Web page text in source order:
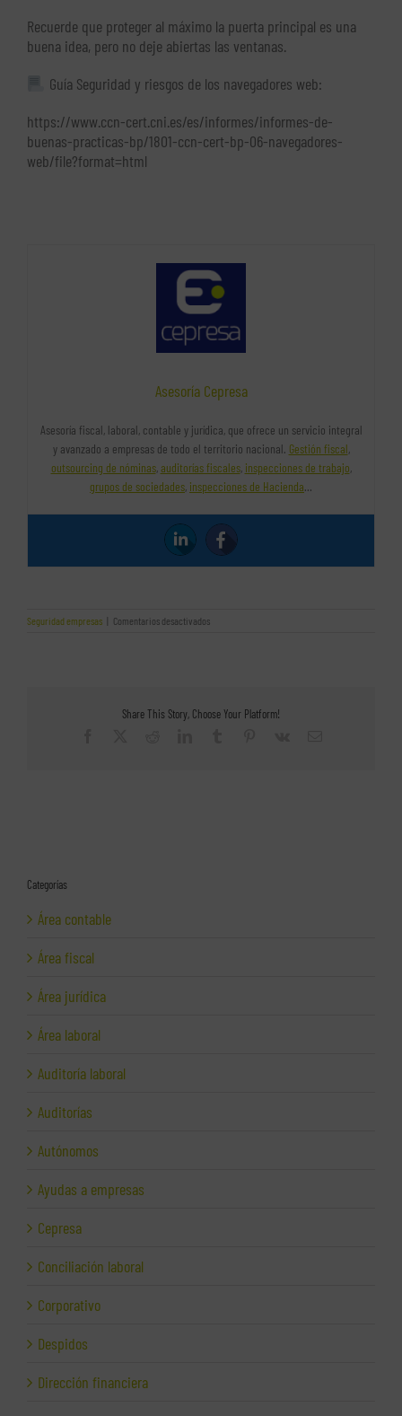
Recuerde que proteger al máximo la puerta principal es una
buena idea, pero no deje abiertas las ventanas.
Guía Seguridad y riesgos de los navegadores web:
https://www.ccn-cert.cni.es/es/informes/informes-de-
buenas-practicas-bp/1801-ccn-cert-bp-06-navegadores-
web/file?format=html
Asesoría Cepresa
Asesoría fiscal, laboral, contable y jurídica, que ofrece un servicio integral
y avanzado a empresas de todo el territorio nacional. Gestión fiscal,
outsourcing de nóminas,auditorías fiscales, inspecciones de trabajo,
grupos de sociedades, inspecciones de Hacienda…
Seguridad empresas | Comentarios desactivadosen
navegadores
Share This Story, Choose Your Platform!
Categorías
Área contable
Área fiscal
Área jurídica
Área laboral
Auditoría laboral
Auditorías
Autónomos
Ayudas a empresas
Cepresa
Conciliación laboral
Corporativo
Despidos
Dirección financiera